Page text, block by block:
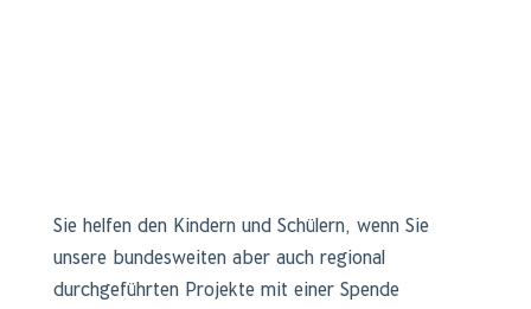
Sie helfen den Kindern und Schülern, wenn Sie
unsere bundesweiten aber auch regional
durchgeführten Projekte mit einer Spende